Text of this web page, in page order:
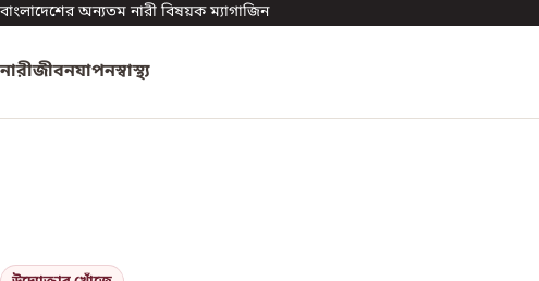
বাংলাদেশের অন্যতম নারী বিষয়ক ম্যাগাজিন
নারীজীবনযাপনস্বাস্থ্য